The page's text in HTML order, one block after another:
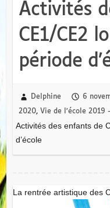
Activités
CE1/CE2
période
Delphine 6
2020, Vie de l'école 2019
Activités des enfants de
d’école
La rentrée artistique des